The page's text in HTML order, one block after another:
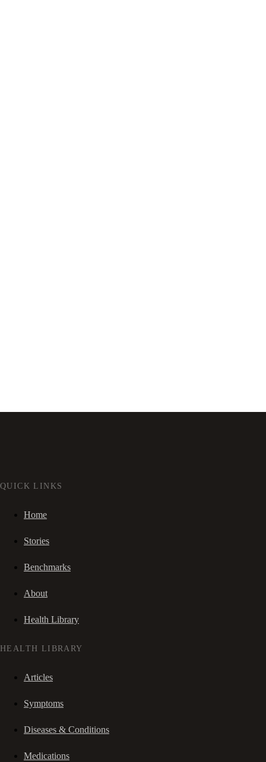
QUICK LINKS
Home
Stories
Benchmarks
About
Health Library
HEALTH LIBRARY
Articles
Symptoms
Diseases & Conditions
Medications